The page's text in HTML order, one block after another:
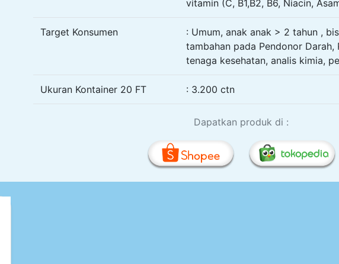
vitamin (C, B1,B2, B6, Niacin,
Target Konsumen
: Umum, anak anak > 2 tahun ,
tambahan pada Pendonor Darah,
tenaga kesehatan, analis kimia,
Ukuran Kontainer 20 FT : 3.200 ctn
Dapatkan produk di :